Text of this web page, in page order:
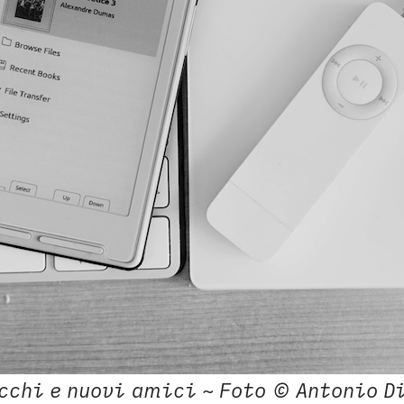
e nuovi amici ~ Foto © Antonio